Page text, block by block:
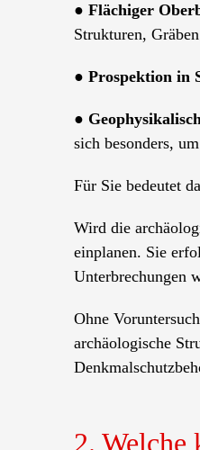
● Flächiger
Strukturen,
● Prospektion in
●
sich besonders,
Für Sie bedeutet
Wird die
einplanen. Sie
Unterbrechungen
Ohne
archäologische
2. Welche